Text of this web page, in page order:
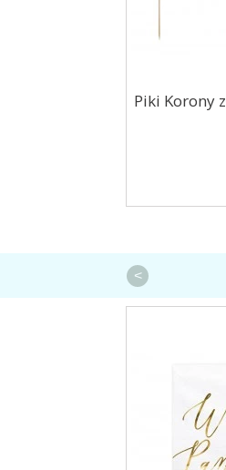
Piki Korony
<